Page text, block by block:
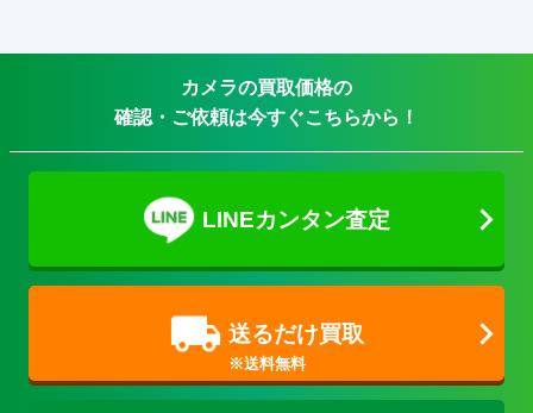
カメラの買取価格の
確認・ご依頼は今すぐこちらから！
LINEカンタン査定
送るだけ買取